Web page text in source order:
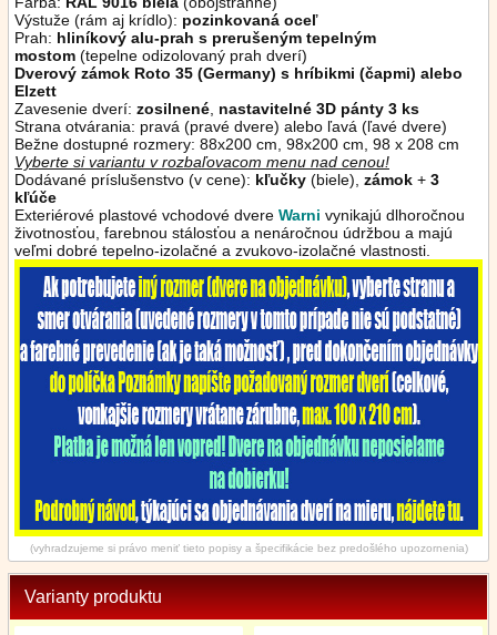
Výstuže (rám aj krídlo): pozinkovaná oceľ
Prah: hliníkový alu-prah s prerušeným tepelným
mostom (tepelne odizolovaný prah dverí)
Dverový zámok Roto 35 (Germany) s hríbikmi (čapmi) alebo
Elzett
Zavesenie dverí: zosilnené nastavitelné 3D pánty 3 ks
Strana otvárania: pravá (pravé dvere) alebo ľavá (ľavé dvere)
Bežne dostupné rozmery: 88x200 cm, 98x200 cm, 98 x 208 cm
Vyberte si variantu v rozbaľovacom menu nad cenou!
Dodávané príslušenstvo (v cene): kľučky (biele), zámok + 3
kľúče
Exteriérové plastové vchodové dvere Warni vynikajú dlhoročnou
životnosťou, farebnou stálosťou a nenáročnou údržbou a majú
veľmi dobré tepelno-izolačné a zvukovo-izolačné vlastnosti.
(vyhradzujeme si právo meniť tieto popisy a špecifikácie bez predošlého upozornenia)
Varianty produktu